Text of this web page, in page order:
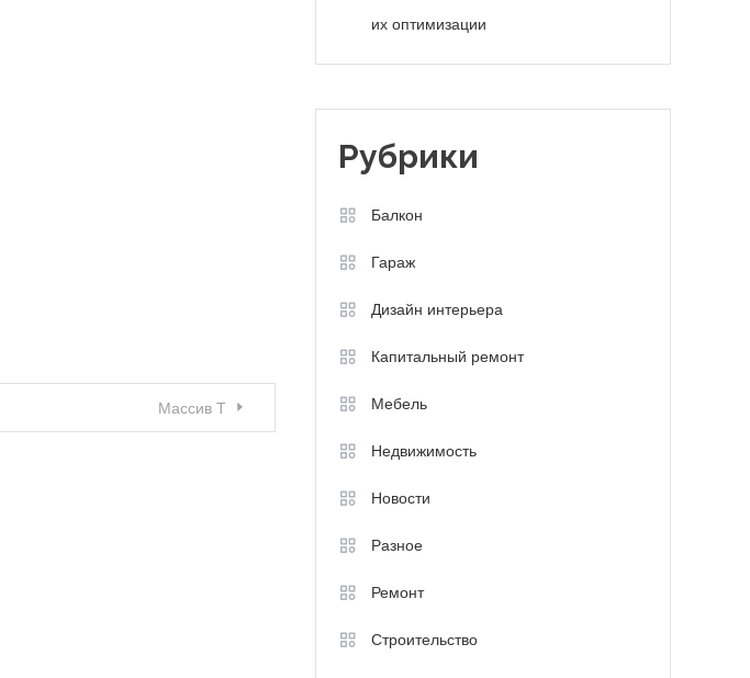
Массив Т
их оптимизации
Рубрики
Балкон
Гараж
Дизайн интерьера
Капитальный ремонт
Мебель
Недвижимость
Новости
Разное
Ремонт
Строительство